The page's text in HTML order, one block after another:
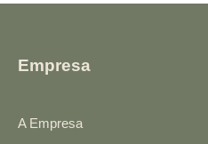
Empresa
A Empresa